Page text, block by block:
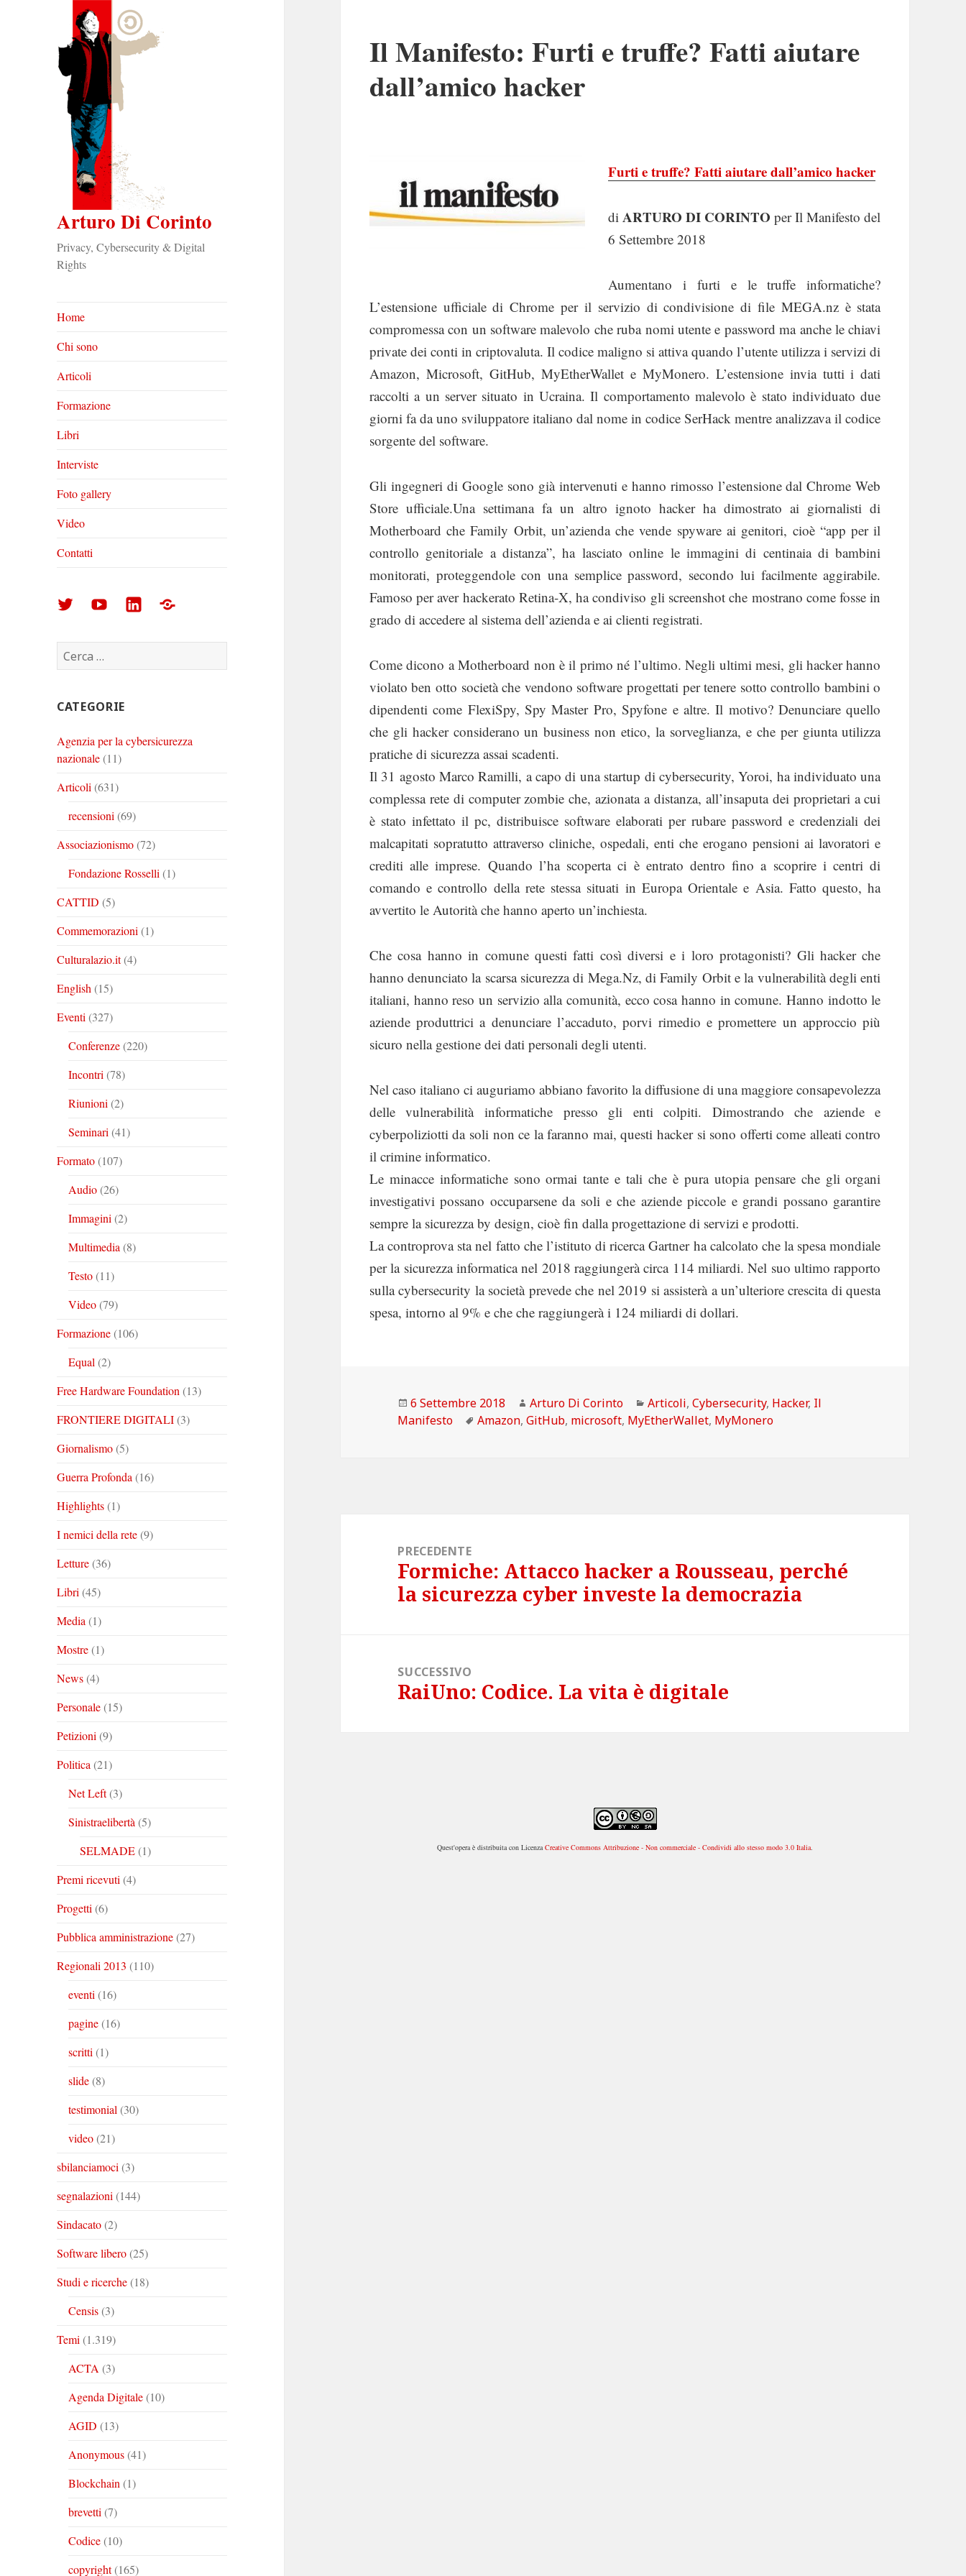
Arturo Di Corinto
Privacy, Cybersecurity & Digital
Rights
Home
Chi sono
Articoli
Formazione
Libri
Interviste
Foto gallery
Video
Contatti
Arturo
Corinto
su
Arturo
Corinto
su
Arturo
su
Foto
Ricerca
per:
CATEGORIE
Agenzia per la cybersicurezza
nazionale(11)
Articoli (631)
recensioni (69)
Associazionismo(72)
Fondazione Rosselli (1)
CATTID (5)
Commemorazioni (1)
Culturalazio.it(4)
English (15)
Eventi (327)
Conferenze(220)
Incontri (78)
Riunioni (2)
Seminari (41)
Formato(107)
Audio(26)
Immagini (2)
Multimedia (8)
Testo(11)
Video(79)
Formazione(106)
Equal (2)
Free Hardware Foundation (13)
FRONTIERE DIGITALI(3)
Giornalismo(5)
Guerra Profonda (16)
Highlights(1)
I nemici della rete(9)
Letture(36)
Libri (45)
Media (1)
Mostre(1)
News(4)
Personale(15)
Petizioni (9)
Politica (21)
Net Left(3)
Sinistraelibertà (5)
SELMADE(1)
Premi ricevuti (4)
Progetti (6)
Pubblica amministrazione(27)
Regionali 2013 (110)
eventi (16)
pagine(16)
scritti (1)
slide(8)
testimonial (30)
video(21)
sbilanciamoci (3)
segnalazioni (144)
Sindacato(2)
Software libero(25)
Studi e ricerche(18)
Censis(3)
Temi (1.319)
ACTA (3)
Agenda Digitale(10)
AGID (13)
Anonymous(41)
Blockchain (1)
brevetti (7)
Codice(10)
copyright(165)
Il Manifesto: Furti e truffe? Fatti aiutare
dall’amico hacker
Furti e truffe? Fatti aiutare dall’amico hacker
di ARTURO DI CORINTO per Il Manifesto del
6 Settembre 2018
Aumentano i furti e le truffe informatiche?
L’estensione ufficiale di Chrome per il servizio di condivisione di file MEGA.nz è stata
compromessa con un software malevolo che ruba nomi utente e password ma anche le chiavi
private dei conti in criptovaluta. Il codice maligno si attiva quando l’utente utilizza i servizi di
Amazon, Microsoft, GitHub, MyEtherWallet e MyMonero. L’estensione invia tutti i dati
raccolti a un server situato in Ucraina. Il comportamento malevolo è stato individuato due
giorni fa da uno sviluppatore italiano dal nome in codice SerHack mentre analizzava il codice
sorgente del software.
Gli ingegneri di Google sono già intervenuti e hanno rimosso l’estensione dal Chrome Web
Store ufficiale.Una settimana fa un altro ignoto hacker ha dimostrato ai giornalisti di
Motherboard che Family Orbit, un’azienda che vende spyware ai genitori, cioè “app per il
controllo genitoriale a distanza”, ha lasciato online le immagini di centinaia di bambini
monitorati, proteggendole con una semplice password, secondo lui facilmente aggirabile.
Famoso per aver hackerato Retina-X, ha condiviso gli screenshot che mostrano come fosse in
grado di accedere al sistema dell’azienda e ai clienti registrati.
Come dicono a Motherboard non è il primo né l’ultimo. Negli ultimi mesi, gli hacker hanno
violato ben otto società che vendono software progettati per tenere sotto controllo bambini o
dipendenti come FlexiSpy, Spy Master Pro, Spyfone e altre. Il motivo? Denunciare quello
che gli hacker considerano un business non etico, la sorveglianza, e che per giunta utilizza
pratiche di sicurezza assai scadenti.
Il 31 agosto Marco Ramilli, a capo di una startup di cybersecurity, Yoroi, ha individuato una
complessa rete di computer zombie che, azionata a distanza, all’insaputa dei proprietari a cui
è stato infettato il pc, distribuisce software elaborati per rubare password e credenziali dei
malcapitati sopratutto attraverso cliniche, ospedali, enti che erogano pensioni ai lavoratori e
crediti alle imprese. Quando l’ha scoperta ci è entrato dentro fino a scoprire i centri di
comando e controllo della rete stessa situati in Europa Orientale e Asia. Fatto questo, ha
avvertito le Autorità che hanno aperto un’inchiesta.
Che cosa hanno in comune questi fatti così diversi e i loro protagonisti? Gli hacker che
hanno denunciato la scarsa sicurezza di Mega.Nz, di Family Orbit e la vulnerabilità degli enti
italiani, hanno reso un servizio alla comunità, ecco cosa hanno in comune. Hanno indotto le
aziende produttrici a denunciare l’accaduto, porvi rimedio e promettere un approccio più
sicuro nella gestione dei dati personali degli utenti.
Nel caso italiano ci auguriamo abbiano favorito la diffusione di una maggiore consapevolezza
delle vulnerabilità informatiche presso gli enti colpiti. Dimostrando che aziende e
cyberpoliziotti da soli non ce la faranno mai, questi hacker si sono offerti come alleati contro
il crimine informatico.
Le minacce informatiche sono ormai tante e tali che è pura utopia pensare che gli organi
investigativi possano occuparsene da soli e che aziende piccole e grandi possano garantire
sempre la sicurezza by design, cioè fin dalla progettazione di servizi e prodotti.
La controprova sta nel fatto che l’istituto di ricerca Gartner ha calcolato che la spesa mondiale
per la sicurezza informatica nel 2018 raggiungerà circa 114 miliardi. Nel suo ultimo rapporto
sulla cybersecurity la società prevede che nel 2019 si assisterà a un’ulteriore crescita di questa
spesa, intorno al 9% e che che raggiungerà i 124 miliardi di dollari.
Scritto
il
6 Settembre 2018 Autore
Arturo Di Corinto Categorie
Articoli,Cybersecurity, Hacker, Il
Manifesto
Tag
Amazon,GitHub, microsoft, MyEtherWallet, MyMonero
PRECEDENTE
Articolo
precedente:
Formiche: Attacco hacker a Rousseau, perché
la sicurezza cyber investe la democrazia
SUCCESSIVO
Articolo
RaiUno: Codice. La vita è digitale
Quest'opera è distribuita con LicenzaCreative Commons Attribuzione - Non commerciale - Condividi allo stesso modo 3.0 Italia.